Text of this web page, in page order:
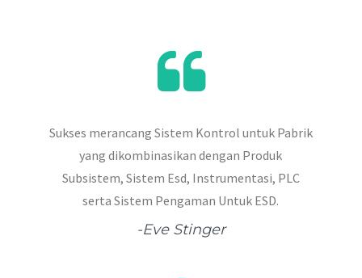
Sukses merancang Sistem Kontrol untuk Pabrik
yang dikombinasikan dengan Produk
Subsistem, Sistem Esd, Instrumentasi, PLC
serta Sistem Pengaman Untuk ESD.
-Eve Stinger